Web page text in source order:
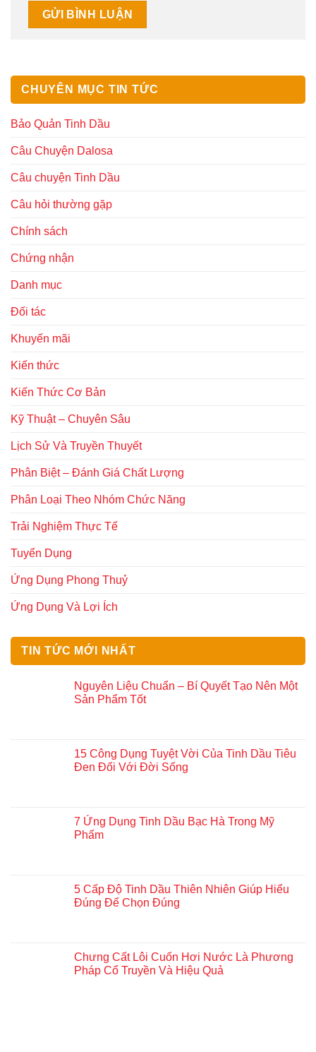
CHUYÊN MỤC TIN TỨC
Bảo Quản Tinh Dầu
Câu Chuyện Dalosa
Câu chuyện Tinh Dầu
Câu hỏi thường gặp
Chính sách
Chứng nhận
Danh mục
Đối tác
Khuyến mãi
Kiến thức
Kiến Thức Cơ Bản
Kỹ Thuật – Chuyên Sâu
Lịch Sử Và Truyền Thuyết
Phân Biệt – Đánh Giá Chất Lượng
Phân Loại Theo Nhóm Chức Năng
Trải Nghiệm Thực Tế
Tuyển Dụng
Ứng Dụng Phong Thuỷ
Ứng Dụng Và Lợi Ích
TIN TỨC MỚI NHẤT
Nguyên Liệu Chuẩn – Bí Quyết Tạo Nên Một
Sản Phẩm Tốt
15 Công Dụng Tuyệt Vời Của Tinh Dầu Tiêu
Đen Đối Với Đời Sống
7 Ứng Dụng Tinh Dầu Bạc Hà Trong Mỹ
Phẩm
5 Cấp Độ Tinh Dầu Thiên Nhiên Giúp Hiểu
Đúng Để Chọn Đúng
Chưng Cất Lôi Cuốn Hơi Nước Là Phương
Pháp Cổ Truyền Và Hiệu Quả